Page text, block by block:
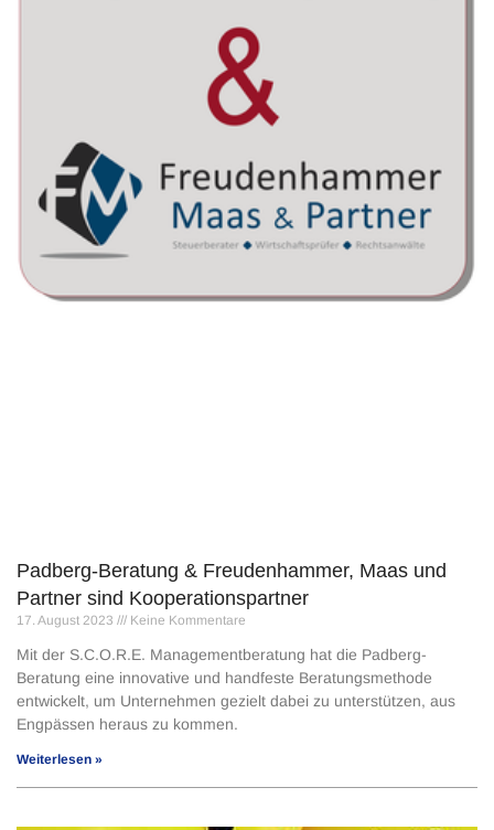
Padberg-Beratung & Freudenhammer, Maas und
Partner sind Kooperationspartner
17. August 2023 Keine Kommentare
Mit der S.C.O.R.E. Managementberatung hat die Padberg-
Beratung eine innovative und handfeste Beratungsmethode
entwickelt, um Unternehmen gezielt dabei zu unterstützen, aus
Engpässen heraus zu kommen.
Weiterlesen »